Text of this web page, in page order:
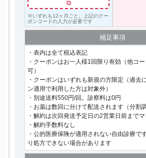
⧉
※いずれも12ヶ月ごと。上記のクー
ポンコードの入力が必要です
補足事項
・表内は全て税込表記
・クーポンはお一人様1回限り有効（他コ
可）
・クーポンはいずれも新規の方限定（過去
ン適用で利用した方は対象外）
・別途送料550円/回。診察料は0円
・お薬は数回に分けて配送されます（分割調
・解約は次回発送予定日の2営業日前まで
・解約手数料なし
・公的医療保険が適用されない自由診療で
り処方できない場合があります